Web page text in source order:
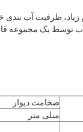
زیاد، ظرفیت آب
ضخامت دیوار
میلی متر